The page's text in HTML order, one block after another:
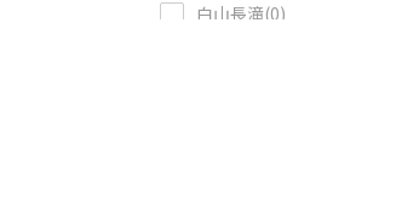
白山長滝(0)